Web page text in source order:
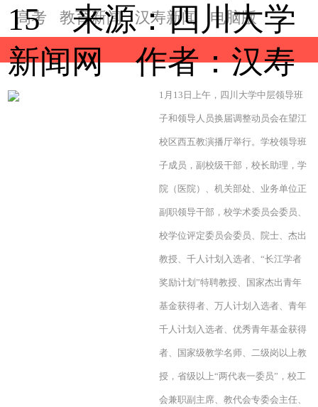
15 来源：四川大学
新闻网 作者：
1月13日上午，四川大学中层领导班
子和领导人员换届调整动员会在望江
校区西五教演播厅举行。学校领导班
子成员，副校级干部，校长助理，学
院（医院）、机关部处、业务单位正
副职领导干部，校学术委员会委员、
校学位评定委员会委员、院士、杰出
教授、千人计划入选者、“长江学者
奖励计划”特聘教授、国家杰出青年
基金获得者、万人计划入选者、青年
千人计划入选者、优秀青年基金获得
者、国家级教学名师、二级岗以上教
授，省级以上“两代表一委员”，校工
会兼职副主席、教代会专委会主任、
汉寿
高考
教育新闻 汉寿新闻 电脑版